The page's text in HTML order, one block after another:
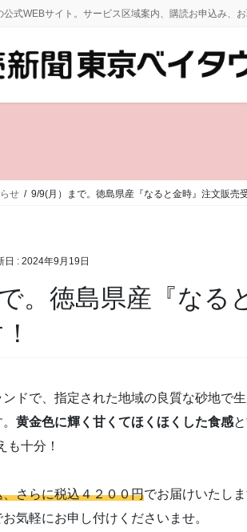
式WEBサイト。サービス区域案内、購読お申込み、お
せ 9/9(月）まで。徳島県産『なると金時』注文販売
日 : 2024年9月19日
。徳島県産『なる
ドで、指定された地域の良質な砂地で
黄金色に輝く甘くてほくほくした食感
も十分！
さらに税込４２００円でお届けいたしま
気軽にお申し付けくださいませ。